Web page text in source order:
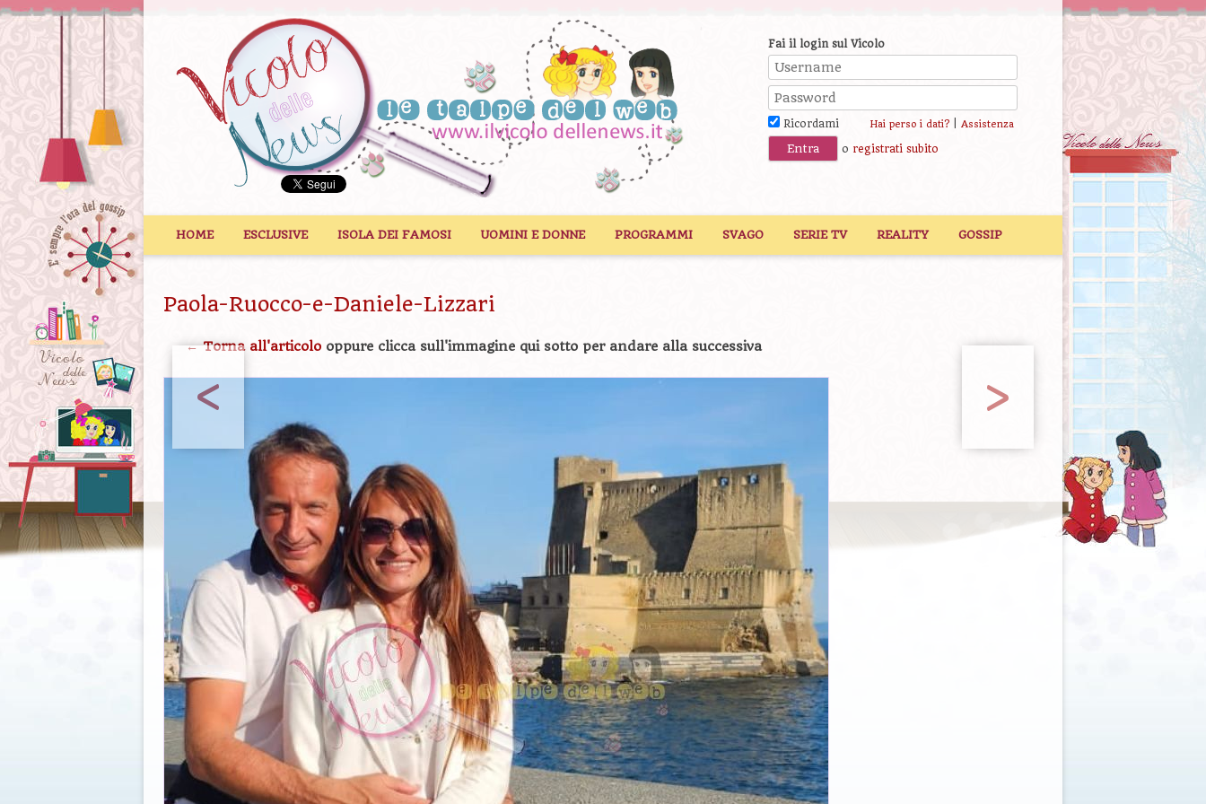
Fai il login sul Vicolo
Ricordami Hai perso i dati?| Assistenza
o registrati subito
HOME ESCLUSIVE ISOLA DEI FAMOSI UOMINI E DONNE PROGRAMMI SVAGO SERIE TV REALITY GOSSIP
Paola-Ruocco-e-Daniele-Lizzari
← Torna all'articolo oppure clicca sull'immagine qui sotto per andare alla successiva
< >